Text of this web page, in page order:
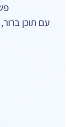
עם תוכן